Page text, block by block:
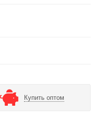
Купить оптом